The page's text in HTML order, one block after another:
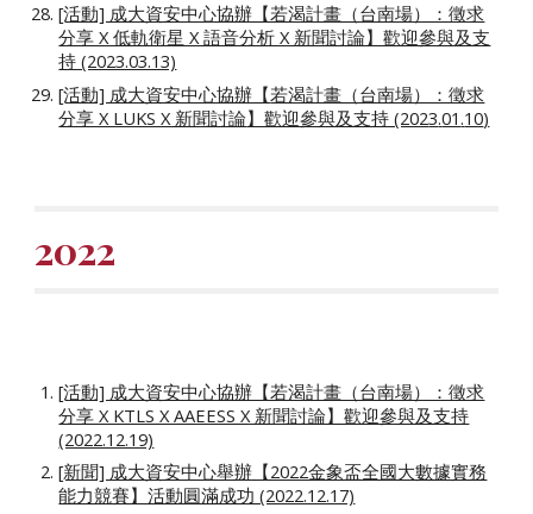
[活動] 成大資安中心協辦【若渴計畫（台南場）：徵求
分享 X 低軌衛星 X 語音分析 X 新聞討論】歡迎參與及支
持 (2023.03.13)
[活動] 成大資安中心協辦【若渴計畫（台南場）：徵求
分享 X LUKS X 新聞討論】歡迎參與及支持 (2023.01 .10)
2022
[活動] 成大資安中心協辦【若渴計畫（台南場）：徵求
分享 X KTLS X AAEESS X 新聞討論】歡迎參與及支持
(2022.12.19)
[新聞] 成大資安中心舉辦【2022金象盃全國大數據實務
能力競賽】活動圓滿成功 (2022.12.17)